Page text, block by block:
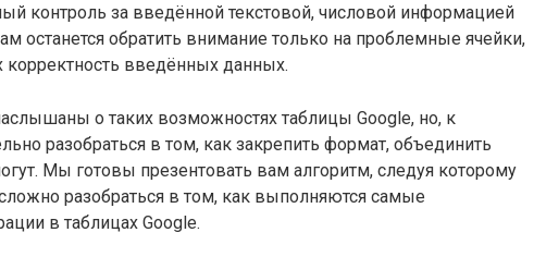
контроль за введённой текстовой, числовой информацией
останется обратить внимание только на проблемные ячейки,
корректность введённых данных.
о таких возможностях таблицы Google, но, к
разобраться в том, как закрепить формат, объединить
Мы готовы презентовать вам алгоритм, следуя которому
разобраться в том, как выполняются самые
в таблицах Google.